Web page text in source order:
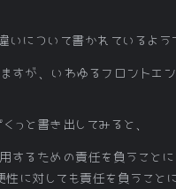
について書かれているよう
が、いわゆるフロントエ
っと書き出してみると、
るための責任を負うことに
に対しても責任を負うこと